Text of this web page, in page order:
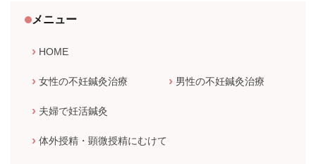
メニュー
HOME
女性の不妊鍼灸治療 男性の不妊鍼灸治療
夫婦で妊活鍼灸
体外授精・顕微授精にむけて